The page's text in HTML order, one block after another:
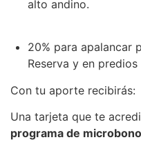
alto andino.
20% para apalancar
Reserva y en predios
Con tu aporte recibirás:
Una tarjeta que te
programa de